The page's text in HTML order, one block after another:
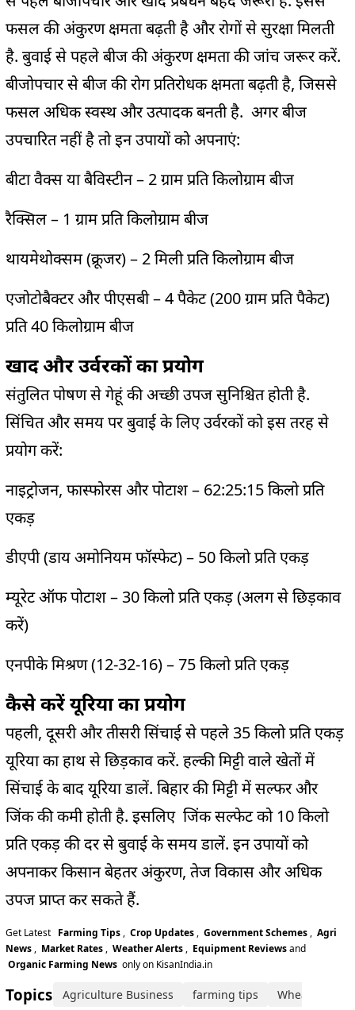
फसल की अंकुरण क्षमता बढ़ती है और रोगों से सुरक्षा मिलती
है. बुवाई से पहले बीज की अंकुरण क्षमता की जांच जरूर करें.
बीजोपचार से बीज की रोग प्रतिरोधक क्षमता बढ़ती है, जिससे
फसल अधिक स्वस्थ और उत्पादक बनती है. अगर बीज
उपचारित नहीं है तो इन उपायों को अपनाएं:
बीटा वैक्स या बैविस्टीन – 2 ग्राम प्रति किलोग्राम बीज
रैक्सिल – 1 ग्राम प्रति किलोग्राम बीज
थायमेथोक्सम (क्रूजर) – 2 मिली प्रति किलोग्राम बीज
एजोटोबैक्टर और पीएसबी – 4 पैकेट (200 ग्राम प्रति पैकेट)
प्रति 40 किलोग्राम बीज
खाद और उर्वरकों का प्रयोग
संतुलित पोषण से गेहूं की अच्छी उपज सुनिश्चित होती है.
सिंचित और समय पर बुवाई के लिए उर्वरकों को इस तरह से
प्रयोग करें:
नाइट्रोजन, फास्फोरस और पोटाश – 62:25:15 किलो प्रति
एकड़
डीएपी (डाय अमोनियम फॉस्फेट) – 50 किलो प्रति एकड़
म्यूरेट ऑफ पोटाश – 30 किलो प्रति एकड़ (अलग से छिड़काव
करें)
एनपीके मिश्रण (12-32-16) – 75 किलो प्रति एकड़
कैसे करें यूरिया का प्रयोग
पहली, दूसरी और तीसरी सिंचाई से पहले 35 किलो प्रति एकड़
यूरिया का हाथ से छिड़काव करें. हल्की मिट्टी वाले खेतों में
सिंचाई के बाद यूरिया डालें. बिहार की मिट्टी में सल्फर और
जिंक की कमी होती है. इसलिए जिंक सल्फेट को 10 किलो
प्रति एकड़ की दर से बुवाई के समय डालें. इन उपायों को
अपनाकर किसान बेहतर अंकुरण, तेज विकास और अधिक
उपज प्राप्त कर सकते हैं.
Get Latest Farming Tips , Crop Updates , Government Schemes , Agri
News , Market Rates , Weather Alerts , Equipment Reviewsand
Organic Farming News only on KisanIndia.in
Topics: Agriculture Business farming tips Wheat